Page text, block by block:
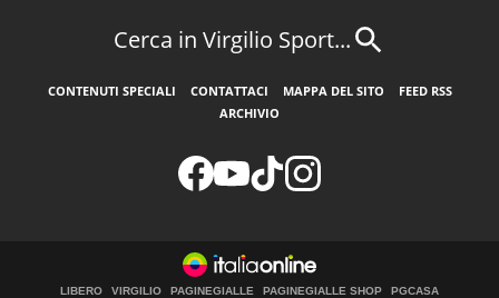
Cerca in Virgilio Sport...
CONTENUTI SPECIALI CONTATTACI MAPPA DEL SITO
FEED RSS
ARCHIVIO
LIBERO VIRGILIO PAGINEGIALLE PAGINEGIALLE SHOP PGCASA